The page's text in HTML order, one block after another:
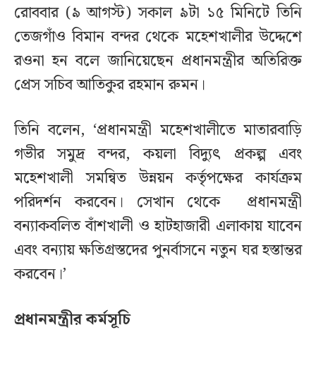
রোববার (৯ আগস্ট) সকাল ৯টা ১৫ মিনিটে তিনি
তেজগাঁও বিমান বন্দর থেকে মহেশখালীর উদ্দেশে
রওনা হন বলে জানিয়েছেন প্রধানমন্ত্রীর অতিরিক্ত
প্রেস সচিব আতিকুর রহমান রুমন।
তিনি বলেন, ‘প্রধানমন্ত্রী মহেশখালীতে মাতারবাড়ি
গভীর সমুদ্র বন্দর, কয়লা বিদ্যুৎ প্রকল্প এবং
মহেশখালী সমন্বিত উন্নয়ন কর্তৃপক্ষের কার্যক্রম
পরিদর্শন করবেন। সেখান থেকে প্রধানমন্ত্রী
বন্যাকবলিত বাঁশখালী ও হাটহাজারী এলাকায় যাবেন
এবং বন্যায় ক্ষতিগ্রস্তদের পুনর্বাসনে নতুন ঘর হস্তান্তর
করবেন।’
প্রধানমন্ত্রীর কর্মসূচি